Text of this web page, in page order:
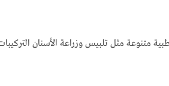
متنوعة مثل تلبيس وزراعة الأسنان